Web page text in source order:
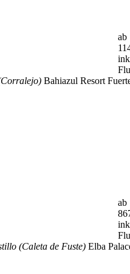
ab
Bahiazul Resort
ab
(Caleta de Fuste) Elba